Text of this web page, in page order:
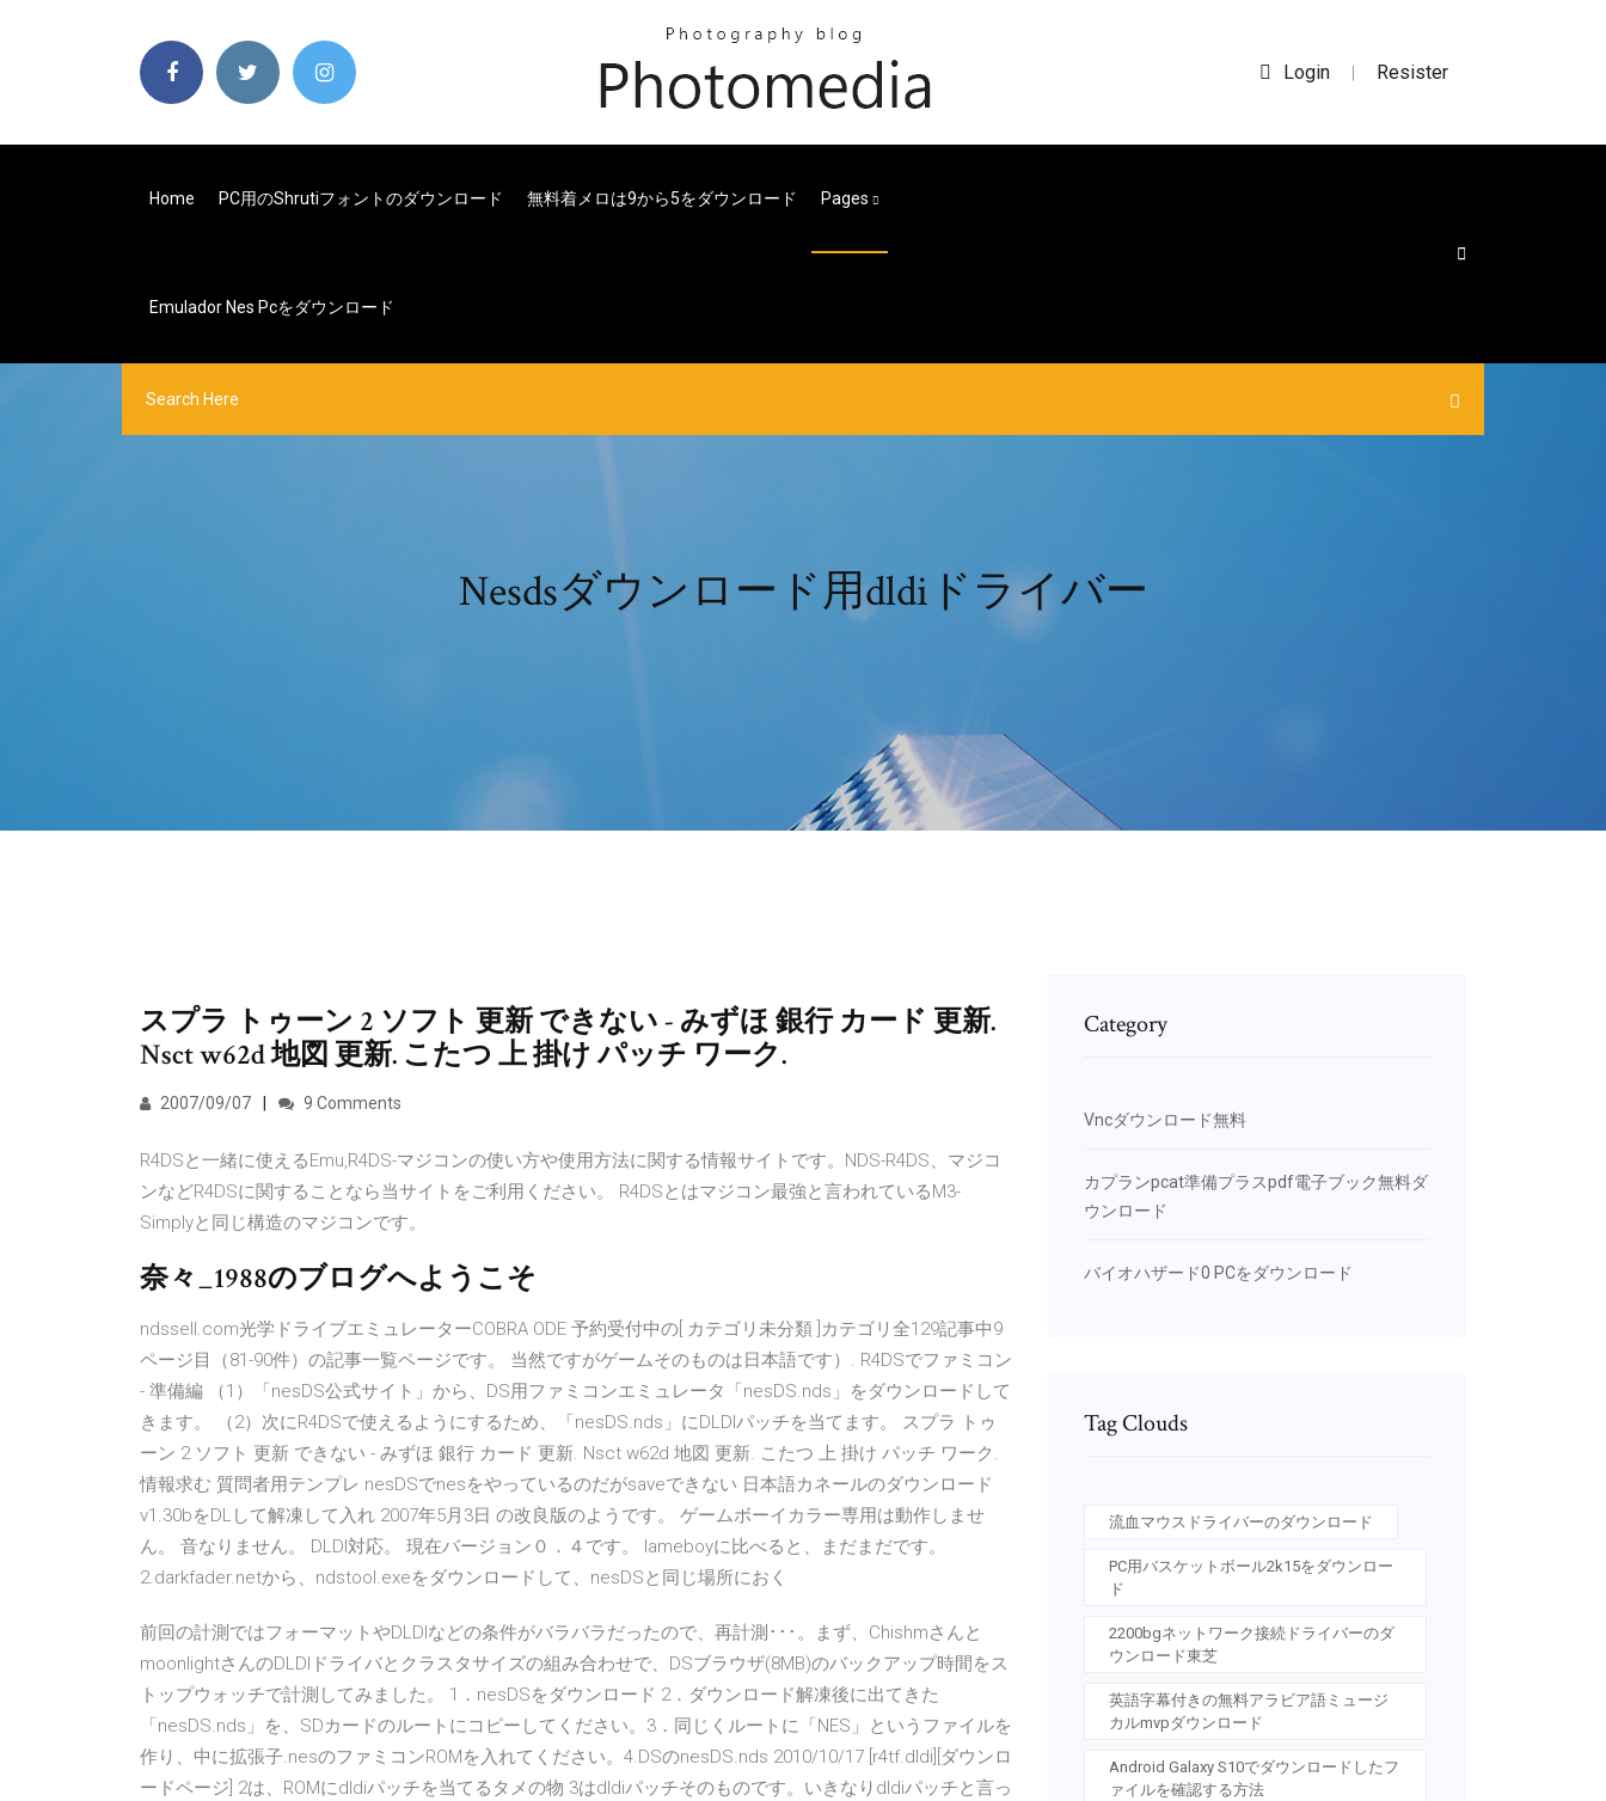
Login | Resister
Home PC用のshrutiフォントのダウンロード 無料着メロは9から5をダウンロード Pages
Emulador Nes Pcをダウンロード
Nesdsダウンロード用dldiドライバー
スプラ トゥーン 2 ソフト 更新 できない - みずほ 銀行 カード 更新.
Nsct w62d 地図 更新. こたつ 上 掛け パッチ ワーク.
2007/09/07 9 Comments
R4DSと一緒に使えるEmu,R4DS-マジコンの使い方や使用方法に関する情報サイトです。NDS-R4DS、マジコ
ンなどR4DSに関することなら当サイトをご利用ください。 R4DSとはマジコン最強と言われているM3-
Simplyと同じ構造のマジコンです。
奈々_1988のブログへようこそ
ndssell.com光学ドライブエミュレーターCOBRA ODE 予約受付中の[ カテゴリ未分類 ]カテゴリ全129記事中9
ページ目（81-90件）の記事一覧ページです。 当然ですがゲームそのものは日本語です）. R4DSでファミコン
- 準備編 （1）「nesDS公式サイト」から、DS用ファミコンエミュレータ「nesDS.nds」をダウンロードして
きます。 （2）次にR4DSで使えるようにするため、「nesDS.nds」にDLDIパッチを当てます。 スプラ トゥ
ーン 2 ソフト 更新 できない - みずほ 銀行 カード 更新. Nsct w62d 地図 更新. こたつ 上 掛け パッチ ワーク.
情報求む 質問者用テンプレ nesDSでnesをやっているのだがsaveできない 日本語カネールのダウンロード
v1.30bをDLして解凍して入れ 2007年5月3日 の改良版のようです。 ゲームボーイカラー専用は動作しませ
ん。 音なりません。 DLDI対応。 現在バージョン０．４です。 lameboyに比べると、まだまだです。
2.darkfader.netから、ndstool.exeをダウンロードして、nesDSと同じ場所におく
前回の計測ではフォーマットやDLDIなどの条件がバラバラだったので、再計測･･･。まず、Chishmさんと
moonlightさんのDLDIドライバとクラスタサイズの組み合わせで、DSブラウザ(8MB)のバックアップ時間をス
トップウォッチで計測してみました。 1．nesDSをダウンロード 2．ダウンロード解凍後に出てきた
「nesDS.nds」を、SDカードのルートにコピーしてください。3．同じくルートに「NES」というファイルを
作り、中に拡張子.nesのファミコンROMを入れてください。4.DSのnesDS.nds 2010/10/17 [r4tf.dldi][ダウンロ
ードページ] 2は、ROMにdldiパッチを当てるタメの物 3はdldiパッチそのものです。いきなりdldiパッチと言っ
Category
Vncダウンロード無料
カプランpcat準備プラスpdf電子ブック無料ダ
ウンロード
バイオハザード0 PCをダウンロード
Tag Clouds
流血マウスドライバーのダウンロード
PC用バスケットボール2k15をダウンロー
ド
2200bgネットワーク接続ドライバーのダ
ウンロード東芝
英語字幕付きの無料アラビア語ミュージ
カルmvpダウンロード
Android Galaxy S10でダウンロードしたフ
ァイルを確認する方法